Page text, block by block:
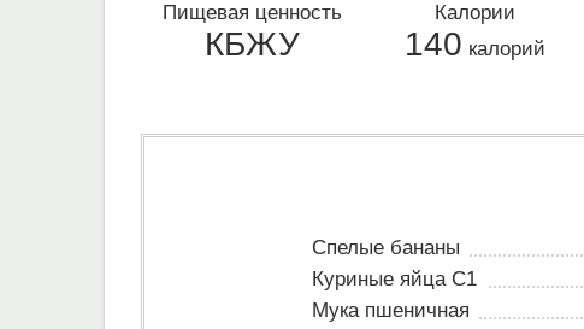
Пищевая ценность
КБЖУ
Калории
140 калорий
Спелые бананы
Куриные яйца С1
Мука пшеничная